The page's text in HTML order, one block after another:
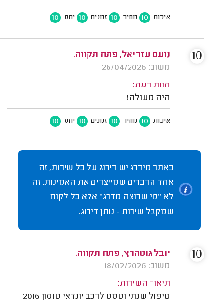
איכות 10 מחיר 10 זמנים 10 יחס 10
נועם עזריאל, פתח תקווה.
משוב: 26/04/2026
חוות דעת:
היה מעולה!
איכות 10 מחיר 10 זמנים 10 יחס 10
10
באתר מידרג יש דירוג על כל שירות, זה
אחד הדברים שמייצרים את האמינות. זה
לא "מי שרוצה מדרג" אלא כל לקוח
שמקבל שירות - נותן דירוג.
יובל גוטהרץ, פתח תקווה.
משוב: 18/02/2026
תיאור השירות:
טיפול שנתי וטסט לרכב יונדאי טוסון 2016.
10